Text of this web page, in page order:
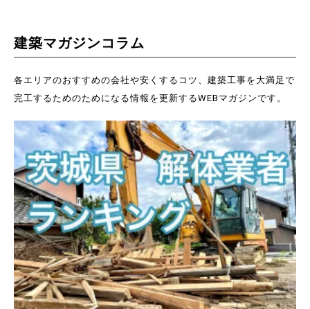
建築マガジンコラム
各エリアのおすすめの会社や安くするコツ、建築工事を大満足で
完工するためのためになる情報を更新するWEBマガジンです。